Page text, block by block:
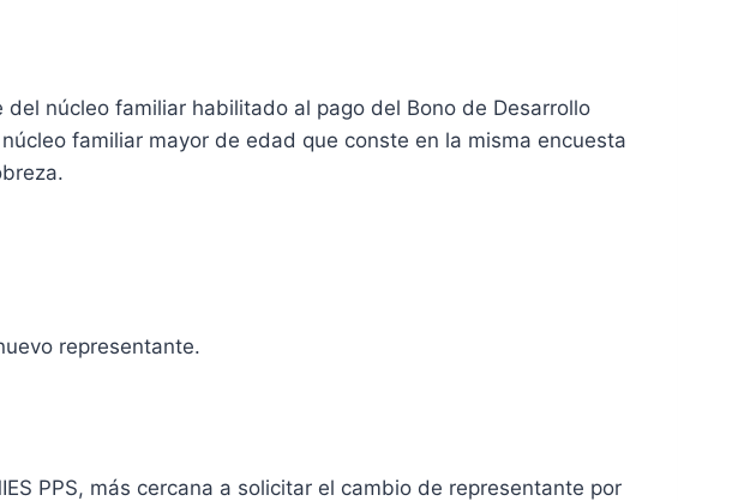
núcleo familiar habilitado al pago del Bono de Desarrollo
familiar mayor de edad que conste en la misma encuesta
representante.
PPS, más cercana a solicitar el cambio de representante por